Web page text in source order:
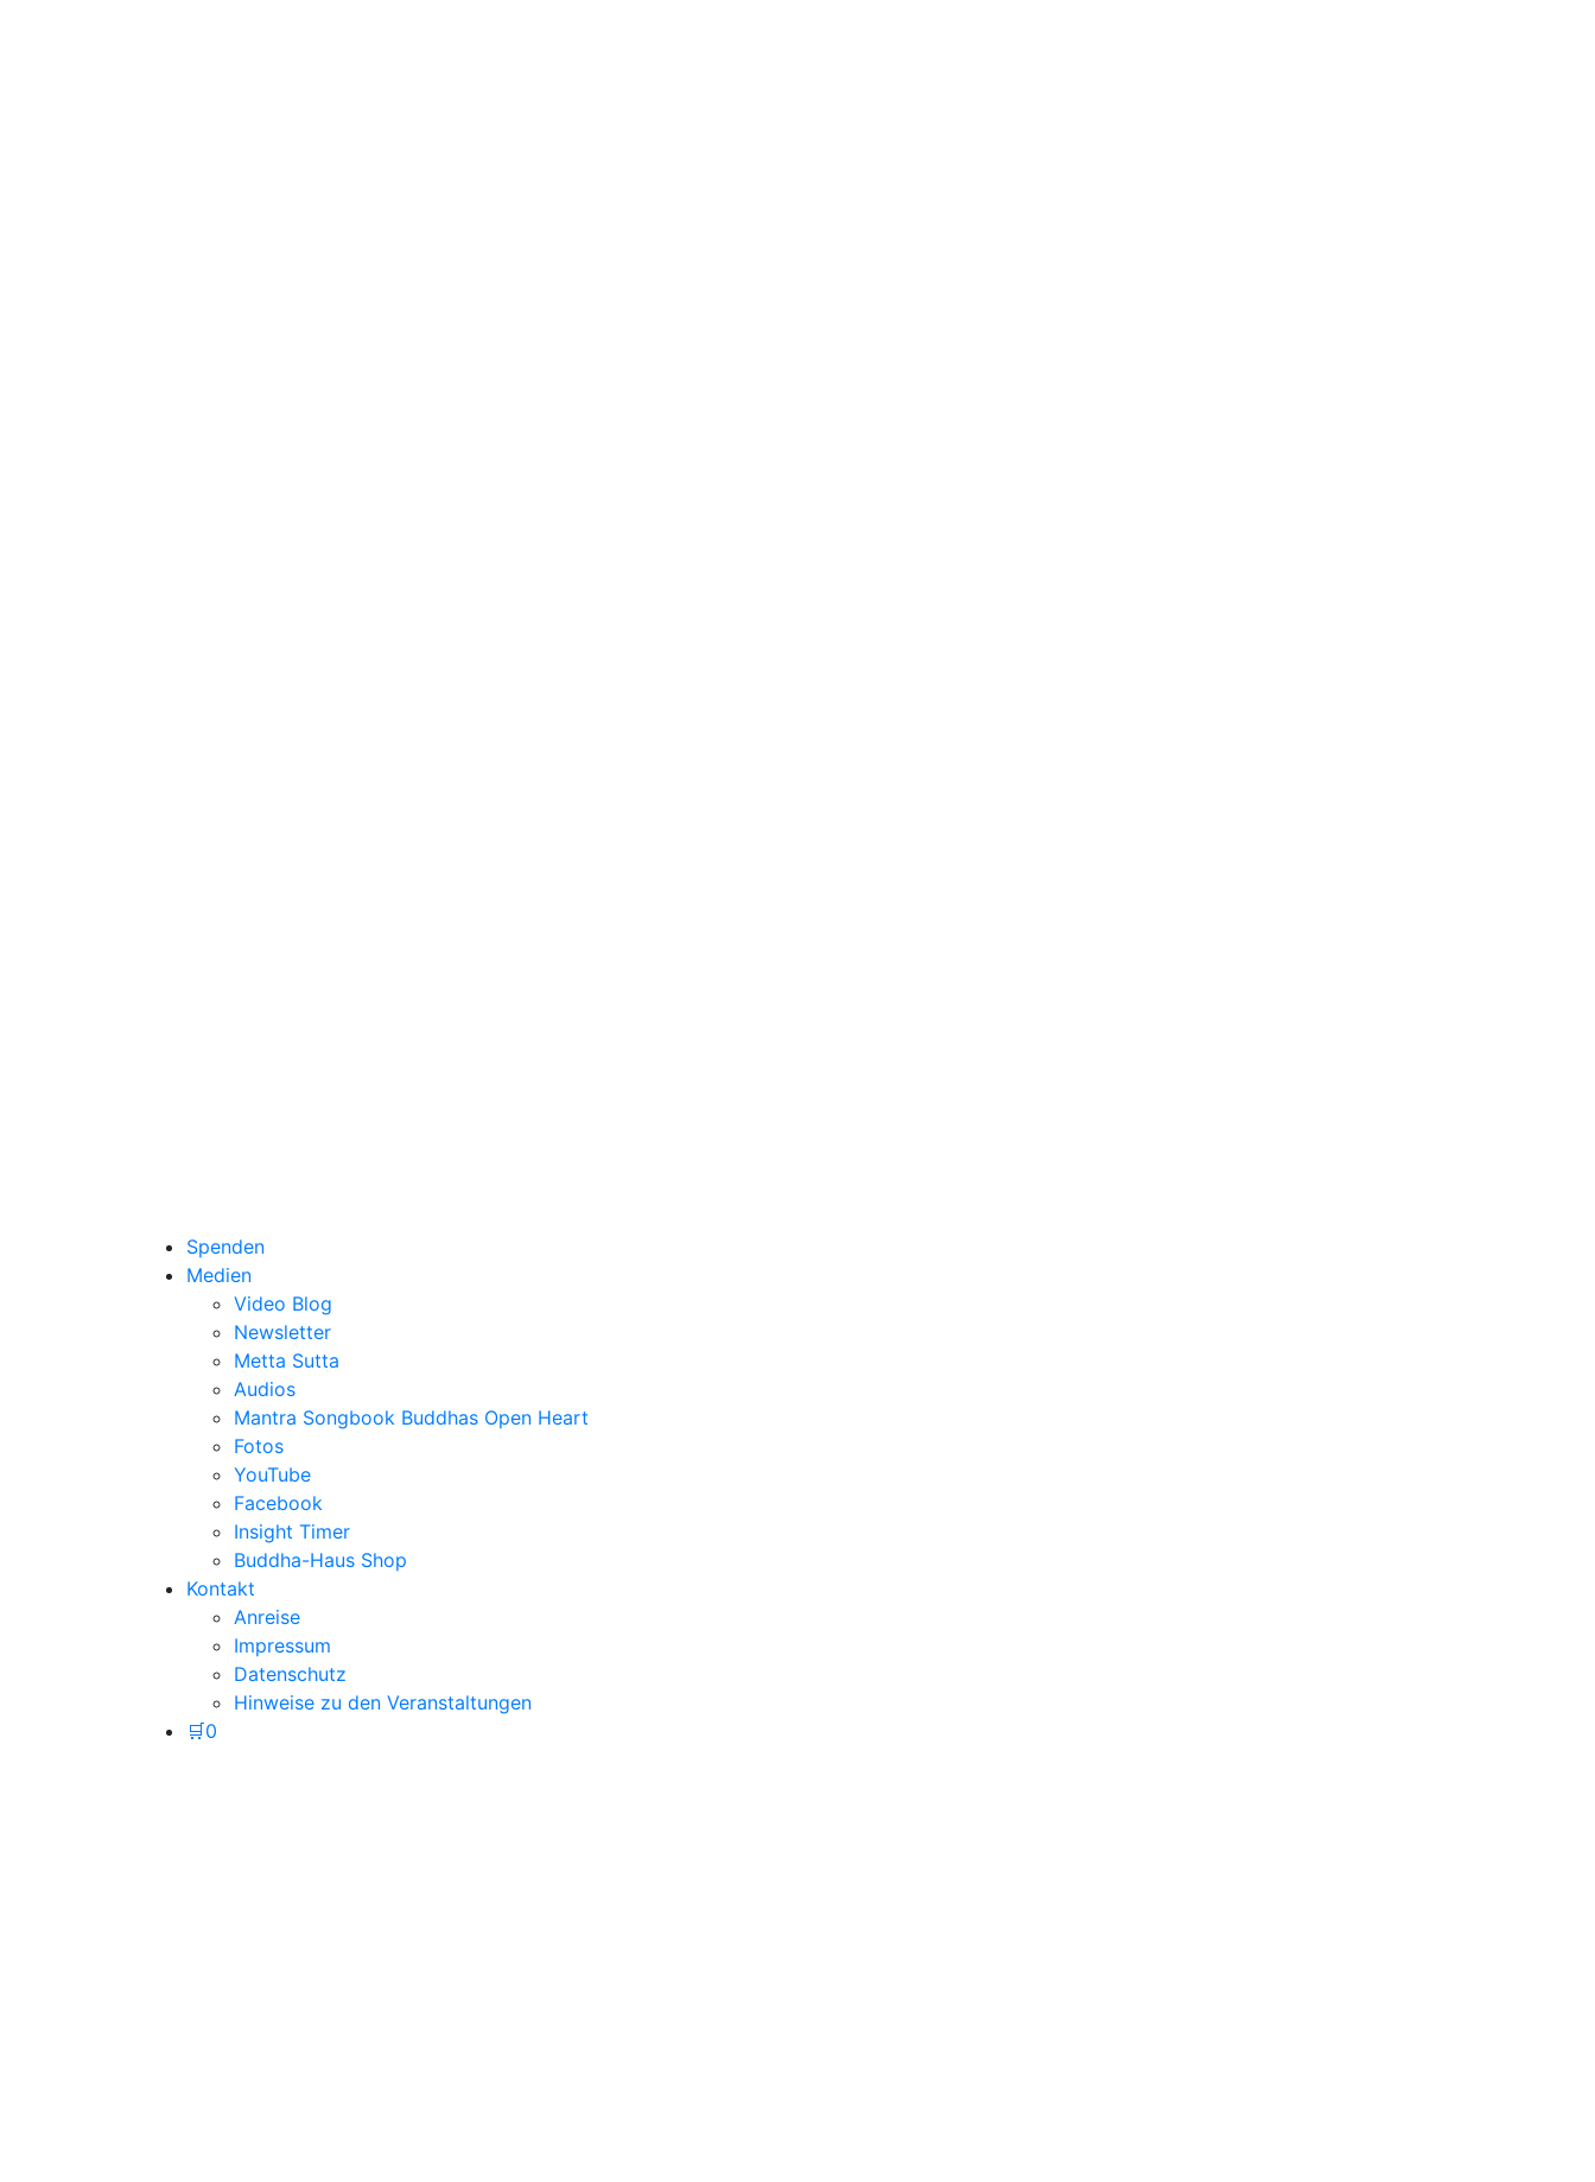
Spenden
Medien
Video Blog
Newsletter
Metta Sutta
Audios
Mantra Songbook Buddhas Open Heart
Fotos
YouTube
Facebook
Insight Timer
Buddha-Haus Shop
Kontakt
Anreise
Impressum
Datenschutz
Hinweise zu den Veranstaltungen
🛒0